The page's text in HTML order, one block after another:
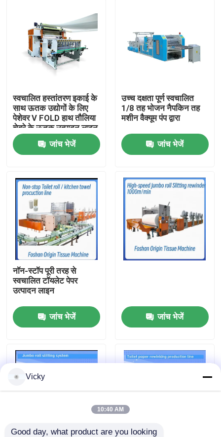
घर
उत्पाद
हमारे बारे में
कारखाने का दौरा
गुणवत्ता नियंत्रण
हमसे संपर्क करें
टिशू पेपर उत्पादन लाइन
स्वचालित हस्तांतरण इकाई के
साथ ऊतक उद्योगों के लिए
पेशेवर V FOLD हाथ तौलिया
चेहरे के ऊतक उत्पादन लाइन
जांच भेजें
उच्च दक्षता पूर्ण स्वचालित
1/8 तह भोजन नैपकिन तह
मशीन वैक्यूम पंप द्वारा
जांच भेजें
नॉन-स्टॉप पूरी तरह से
स्वचालित टॉयलेट पेपर
उत्पादन लाइन
जांच भेजें जांच भेजें
Vicky
10:40 AM
Good day, what product are you looking